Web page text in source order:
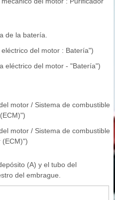
de la batería.
del motor : Batería")
eléctrico del motor - "Batería")
motor / Sistema de combustible
motor / Sistema de combustible
(ECM)")
(A) y el tubo del
del embrague.